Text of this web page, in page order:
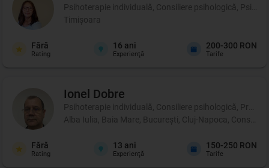
Psihoterapie individuală, Consiliere psihologică,
Timișoara
Fără
Rating
16 ani
Experienţă
200-300 RON
Tarife
Ionel Dobre
Psihoterapie individuală, Consiliere psihologică, Profil
Alba Iulia, Baia Mare, București, Cluj-Napoca,
Fără
Rating
13 ani
Experienţă
150-250 RON
Tarife